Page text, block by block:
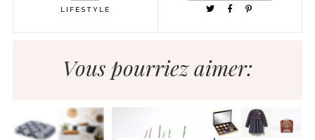
LIFESTYLE
Vous pourriez aimer: